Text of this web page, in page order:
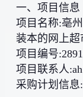
一、项目信息
项目名称:亳
装本的网上超
项目编号
项目联系人
采购计划信息: